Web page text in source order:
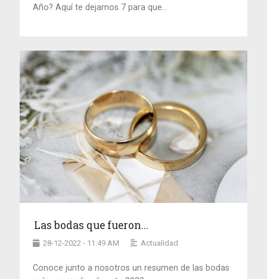
Año? Aquí te dejamos 7 para que...
Las bodas que fueron...
28-12-2022 - 11:49 AM Actualidad
Conoce junto a nosotros un resumen de las bodas